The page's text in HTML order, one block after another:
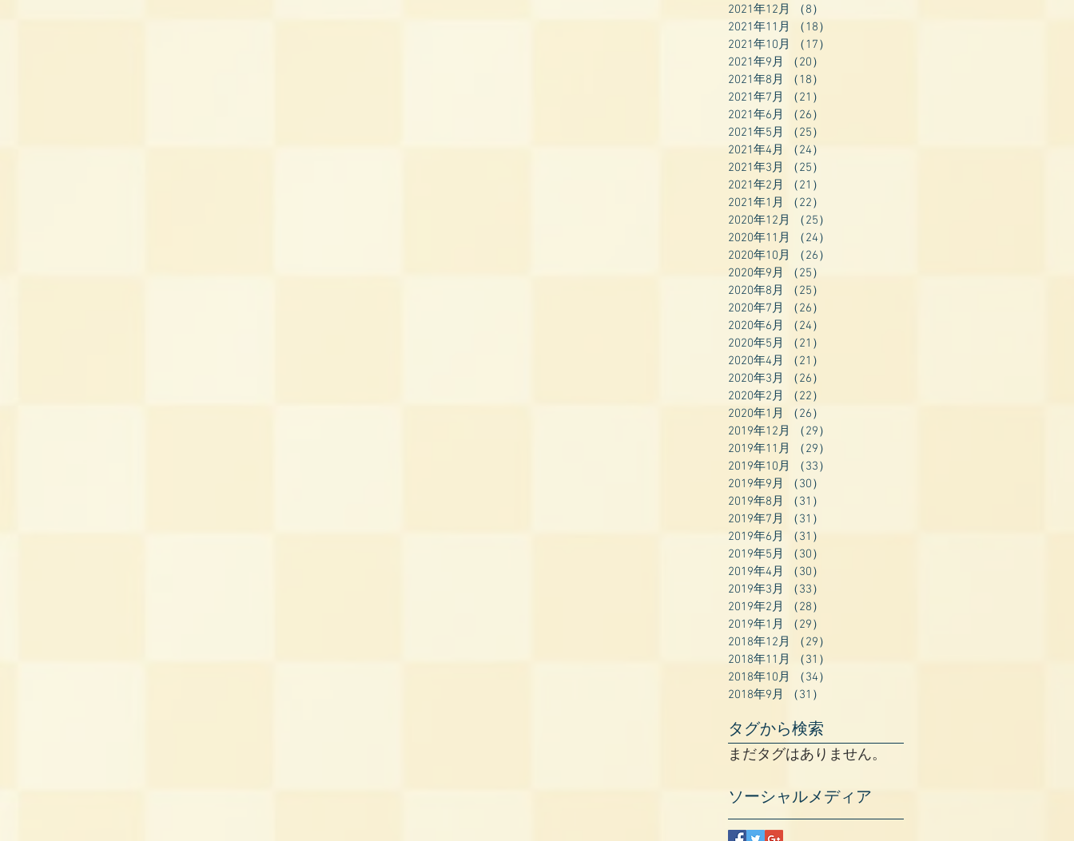
2021年12月
（8）
2021年11月
（18）
2021年10月
（17）
2021年9月
（20）
2021年8月
（18）
2021年7月
（21）
2021年6月
（26）
2021年5月
（25）
2021年4月
（24）
2021年3月
（25）
2021年2月
（21）
2021年1月
（22）
2020年12月
（25）
2020年11月
（24）
2020年10月
（26）
2020年9月
（25）
2020年8月
（25）
2020年7月
（26）
2020年6月
（24）
2020年5月
（21）
2020年4月
（21）
2020年3月
（26）
2020年2月
（22）
2020年1月
（26）
2019年12月
（29）
2019年11月
（29）
2019年10月
（33）
2019年9月
（30）
2019年8月
（31）
2019年7月
（31）
2019年6月
（31）
2019年5月
（30）
2019年4月
（30）
2019年3月
（33）
2019年2月
（28）
2019年1月
（29）
2018年12月
（29）
2018年11月
（31）
2018年10月
（34）
2018年9月
（31）
タグから検索
まだタグはありません。
ソーシャルメディア